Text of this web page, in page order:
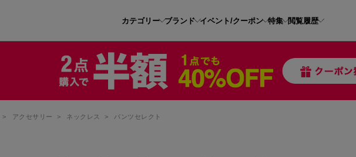
カテゴリー ブランド イベント/クーポン 特集 閲覧履歴
> アクセサリー > ネックレス > パンツセレクト